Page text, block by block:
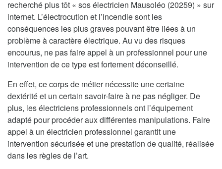
recherché plus tôt « sos électricien Mausoléo (20259) » sur
internet. L’électrocution et l’incendie sont les
conséquences les plus graves pouvant être liées à un
problème à caractère électrique. Au vu des risques
encourus, ne pas faire appel à un professionnel pour une
intervention de ce type est fortement déconseillé.
En effet, ce corps de métier nécessite une certaine
dextérité et un certain savoir-faire à ne pas négliger. De
plus, les électriciens professionnels ont l’équipement
adapté pour procéder aux différentes manipulations. Faire
appel à un électricien professionnel garantit une
intervention sécurisée et une prestation de qualité, réalisée
dans les règles de l’art.